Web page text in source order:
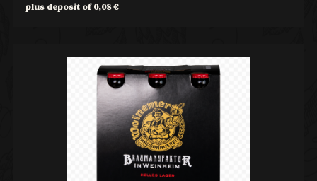
plus deposit of0,08€